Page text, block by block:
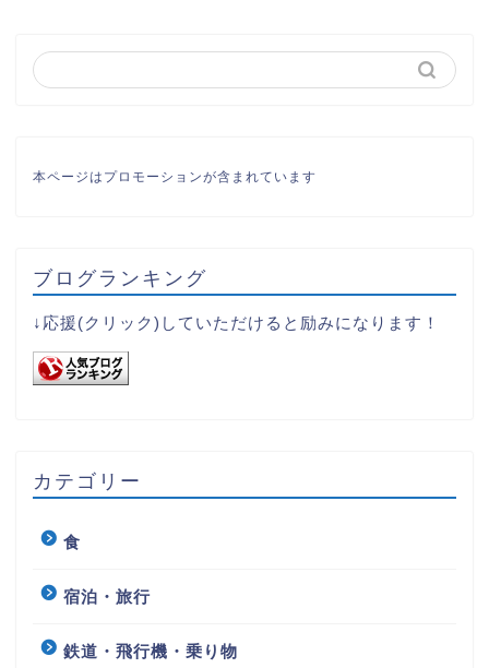
本ページはプロモーションが含まれています
ブログランキング
↓応援(クリック)していただけると励みになります！
カテゴリー
食
宿泊・旅行
鉄道・飛行機・乗り物